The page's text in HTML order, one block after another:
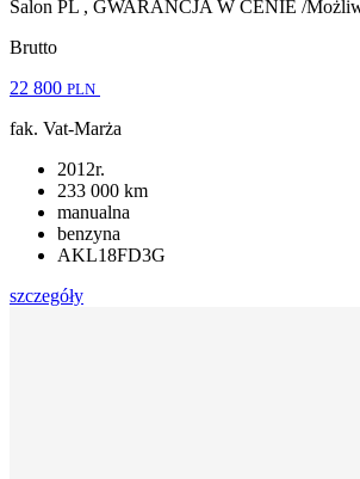
Salon PL , GWARANCJA W CENIE /
Brutto
22 800 PLN
fak. Vat-Marża
2012r.
233 000 km
manualna
benzyna
AKL18FD3G
szczegóły